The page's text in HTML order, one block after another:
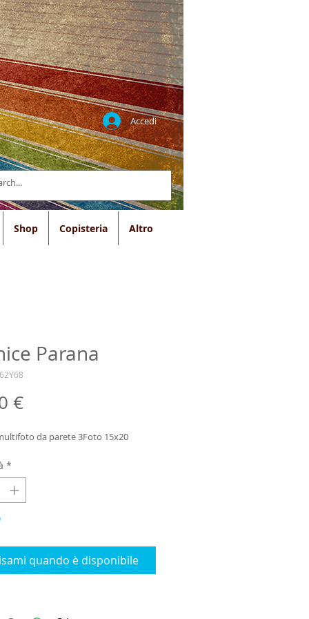
Accedi
Shop Copisteria Altro
Parana
€Prezzo
da parete 3Foto 15x20
*
quando è disponibile